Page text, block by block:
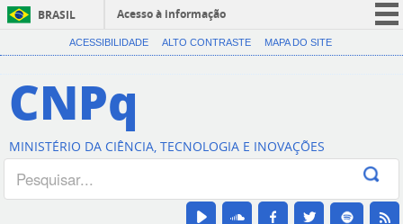
BRASIL
Acesso à informação
CORONAVÍRUS (COVID-19)
Canais
ACESSIBILIDADE ALTO CONTRASTE MAPA DO SITE
CNPq
MINISTÉRIO DA CIÊNCIA, TECNOLOGIA E INOVAÇÕES